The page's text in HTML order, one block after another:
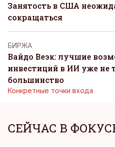
Занятость в США
сокращаться
БИРЖА
Вайдо Веэк: лучшие
инвестиций в ИИ уже не
большинство
Конкретные точки входа
СЕЙЧАС В